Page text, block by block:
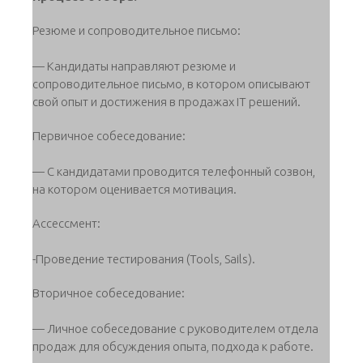
Резюме и сопроводительное письмо:
— Кандидаты направляют резюме и
сопроводительное письмо, в котором описывают
свой опыт и достижения в продажах IT решений.
Первичное собеседование:
— С кандидатами проводится телефонный созвон,
на котором оценивается мотивация.
Ассессмент:
-Проведение тестирования (Tools, Sails).
Вторичное собеседование:
— Личное собеседование с руководителем отдела
продаж для обсуждения опыта, подхода к работе.